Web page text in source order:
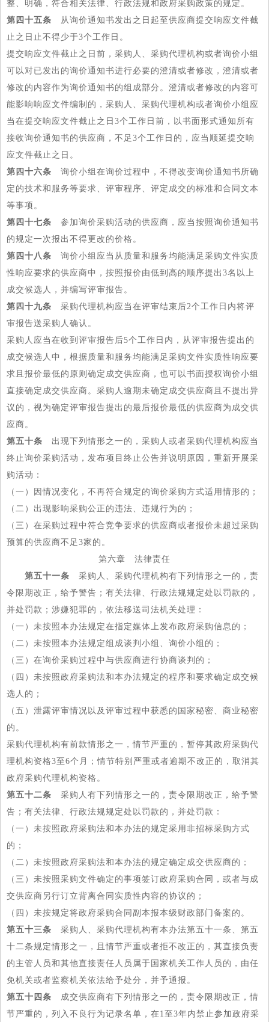
整、明确，符合相关法律、行政法规和政府采购政策的规定。
第四十五条 从询价通知书发出之日起至供应商提交响应文件截
止之日止不得少于3个工作日。
提交响应文件截止之日前，采购人、采购代理机构或者询价小组
可以对已发出的询价通知书进行必要的澄清或者修改，澄清或者
修改的内容作为询价通知书的组成部分。澄清或者修改的内容可
能影响响应文件编制的，采购人、采购代理机构或者询价小组应
当在提交响应文件截止之日3个工作日前，以书面形式通知所有
接收询价通知书的供应商，不足3个工作日的，应当顺延提交响
应文件截止之日。
第四十六条 询价小组在询价过程中，不得改变询价通知书所确
定的技术和服务等要求、评审程序、评定成交的标准和合同文本
等事项。
第四十七条 参加询价采购活动的供应商，应当按照询价通知书
的规定一次报出不得更改的价格。
第四十八条 询价小组应当从质量和服务均能满足采购文件实质
性响应要求的供应商中，按照报价由低到高的顺序提出3名以上
成交候选人，并编写评审报告。
第四十九条 采购代理机构应当在评审结束后2个工作日内将评
审报告送采购人确认。
采购人应当在收到评审报告后5个工作日内，从评审报告提出的
成交候选人中，根据质量和服务均能满足采购文件实质性响应要
求且报价最低的原则确定成交供应商，也可以书面授权询价小组
直接确定成交供应商。采购人逾期未确定成交供应商且不提出异
议的，视为确定评审报告提出的最后报价最低的供应商为成交供
应商。
第五十条 出现下列情形之一的，采购人或者采购代理机构应当
终止询价采购活动，发布项目终止公告并说明原因，重新开展采
购活动：
（一）因情况变化，不再符合规定的询价采购方式适用情形的；
（二）出现影响采购公正的违法、违规行为的；
（三）在采购过程中符合竞争要求的供应商或者报价未超过采购
预算的供应商不足3家的。
第六章 法律责任
第五十一条 采购人、采购代理机构有下列情形之一的，责
令限期改正，给予警告；有关法律、行政法规规定处以罚款的，
并处罚款；涉嫌犯罪的，依法移送司法机关处理：
（一）未按照本办法规定在指定媒体上发布政府采购信息的；
（二）未按照本办法规定组成谈判小组、询价小组的；
（三）在询价采购过程中与供应商进行协商谈判的；
（四）未按照政府采购法和本办法规定的程序和要求确定成交候
选人的；
（五）泄露评审情况以及评审过程中获悉的国家秘密、商业秘密
的。
采购代理机构有前款情形之一，情节严重的，暂停其政府采购代
理机构资格3至6个月；情节特别严重或者逾期不改正的，取消其
政府采购代理机构资格。
第五十二条 采购人有下列情形之一的，责令限期改正，给予警
告；有关法律、行政法规规定处以罚款的，并处罚款：
（一）未按照政府采购法和本办法的规定采用非招标采购方式
的；
（二）未按照政府采购法和本办法的规定确定成交供应商的；
（三）未按照采购文件确定的事项签订政府采购合同，或者与成
交供应商另行订立背离合同实质性内容的协议的；
（四）未按规定将政府采购合同副本报本级财政部门备案的。
第五十三条 采购人、采购代理机构有本办法第五十一条、第五
十二条规定情形之一，且情节严重或者拒不改正的，其直接负责
的主管人员和其他直接责任人员属于国家机关工作人员的，由任
免机关或者监察机关依法给予处分，并予通报。
第五十四条 成交供应商有下列情形之一的，责令限期改正，情
节严重的，列入不良行为记录名单，在1至3年内禁止参加政府采